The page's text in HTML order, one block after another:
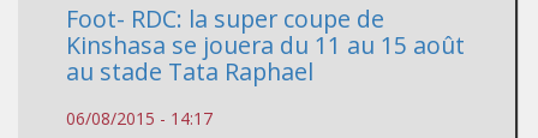
Foot- RDC: la super coupe de
Kinshasa se jouera du 11 au 15 août
au stade Tata Raphael
06/08/2015 - 14:17